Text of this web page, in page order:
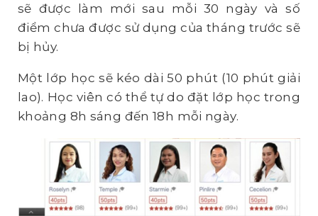
sẽ được làm mới sau mỗi 30 ngày và số
điểm chưa được sử dụng của tháng trước sẽ
bị hủy.
Một lớp học sẽ kéo dài 50 phút (10 phút giải
lao). Học viên có thể tự do đặt lớp học trong
khoảng 8h sáng đến 18h mỗi ngày.